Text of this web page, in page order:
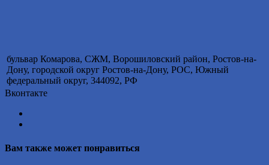
бульвар Комарова, СЖМ, Ворошиловский район, Ростов-на-
Дону, городской округ Ростов-на-Дону, РОС, Южный
федеральный округ, 344092, РФ
Вконтакте
Вам также может понравиться